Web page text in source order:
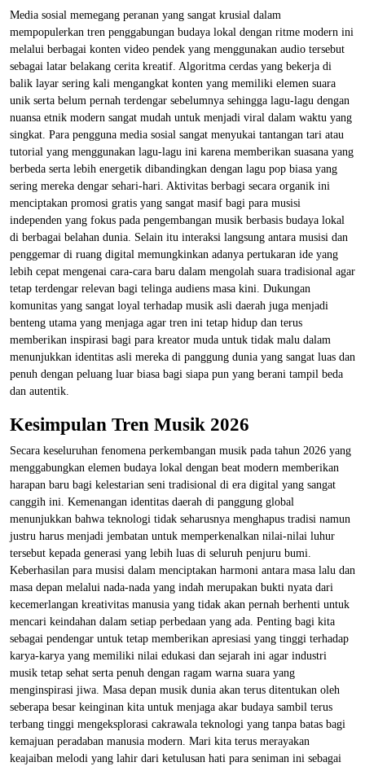
Media sosial memegang peranan yang sangat krusial dalam
mempopulerkan tren penggabungan budaya lokal dengan ritme modern ini
melalui berbagai konten video pendek yang menggunakan audio tersebut
sebagai latar belakang cerita kreatif. Algoritma cerdas yang bekerja di
balik layar sering kali mengangkat konten yang memiliki elemen suara
unik serta belum pernah terdengar sebelumnya sehingga lagu-lagu dengan
nuansa etnik modern sangat mudah untuk menjadi viral dalam waktu yang
singkat. Para pengguna media sosial sangat menyukai tantangan tari atau
tutorial yang menggunakan lagu-lagu ini karena memberikan suasana yang
berbeda serta lebih energetik dibandingkan dengan lagu pop biasa yang
sering mereka dengar sehari-hari. Aktivitas berbagi secara organik ini
menciptakan promosi gratis yang sangat masif bagi para musisi
independen yang fokus pada pengembangan musik berbasis budaya lokal
di berbagai belahan dunia. Selain itu interaksi langsung antara musisi dan
penggemar di ruang digital memungkinkan adanya pertukaran ide yang
lebih cepat mengenai cara-cara baru dalam mengolah suara tradisional agar
tetap terdengar relevan bagi telinga audiens masa kini. Dukungan
komunitas yang sangat loyal terhadap musik asli daerah juga menjadi
benteng utama yang menjaga agar tren ini tetap hidup dan terus
memberikan inspirasi bagi para kreator muda untuk tidak malu dalam
menunjukkan identitas asli mereka di panggung dunia yang sangat luas dan
penuh dengan peluang luar biasa bagi siapa pun yang berani tampil beda
dan autentik.
Kesimpulan Tren Musik 2026
Secara keseluruhan fenomena perkembangan musik pada tahun 2026 yang
menggabungkan elemen budaya lokal dengan beat modern memberikan
harapan baru bagi kelestarian seni tradisional di era digital yang sangat
canggih ini. Kemenangan identitas daerah di panggung global
menunjukkan bahwa teknologi tidak seharusnya menghapus tradisi namun
justru harus menjadi jembatan untuk memperkenalkan nilai-nilai luhur
tersebut kepada generasi yang lebih luas di seluruh penjuru bumi.
Keberhasilan para musisi dalam menciptakan harmoni antara masa lalu dan
masa depan melalui nada-nada yang indah merupakan bukti nyata dari
kecemerlangan kreativitas manusia yang tidak akan pernah berhenti untuk
mencari keindahan dalam setiap perbedaan yang ada. Penting bagi kita
sebagai pendengar untuk tetap memberikan apresiasi yang tinggi terhadap
karya-karya yang memiliki nilai edukasi dan sejarah ini agar industri
musik tetap sehat serta penuh dengan ragam warna suara yang
menginspirasi jiwa. Masa depan musik dunia akan terus ditentukan oleh
seberapa besar keinginan kita untuk menjaga akar budaya sambil terus
terbang tinggi mengeksplorasi cakrawala teknologi yang tanpa batas bagi
kemajuan peradaban manusia modern. Mari kita terus merayakan
keajaiban melodi yang lahir dari ketulusan hati para seniman ini sebagai